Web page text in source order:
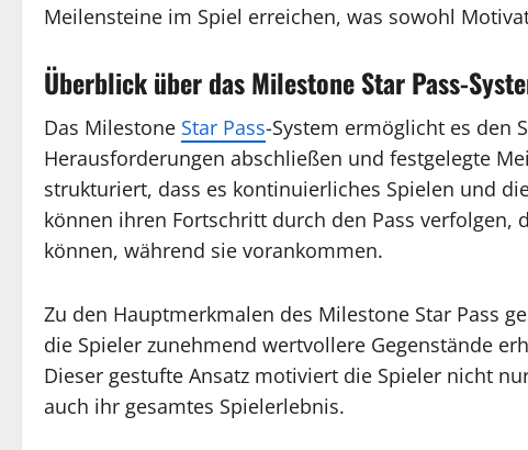
Meilensteine im Spiel erreichen, was sowohl
Überblick über das Milestone Star Pass-
Das Milestone Star Pass-System ermöglicht es den
Herausforderungen abschließen und festgelegte
strukturiert, dass es kontinuierliches Spielen und
können ihren Fortschritt durch den Pass
können, während sie vorankommen.
Zu den Hauptmerkmalen des Milestone Star Pass
die Spieler zunehmend wertvollere Gegenstände
Dieser gestufte Ansatz motiviert die Spieler nicht
auch ihr gesamtes Spielerlebnis.